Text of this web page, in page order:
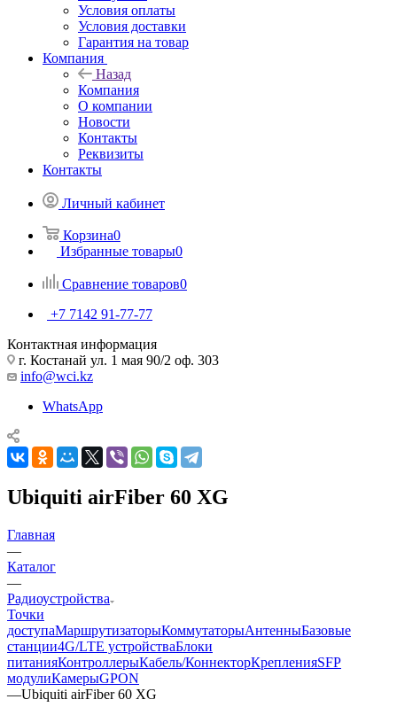
Условия оплаты
Условия доставки
Гарантия на товар
Компания
Назад
Компания
О компании
Новости
Контакты
Реквизиты
Контакты
Личный кабинет
Корзина0
Избранные товары0
Сравнение товаров0
+7 7142 91-77-77
Контактная информация
г. Костанай ул. 1 мая 90/2 оф. 303
info@wci.kz
WhatsApp
Ubiquiti airFiber 60 XG
Главная
—
Каталог
—
Радиоустройства
Точки
доступаМаршрутизаторыКоммутаторыАнтенныБазовые
станции4G/LTE устройстваБлоки
питанияКонтроллерыКабель/КоннекторКрепленияSFP
модулиКамерыGPON
—Ubiquiti airFiber 60 XG